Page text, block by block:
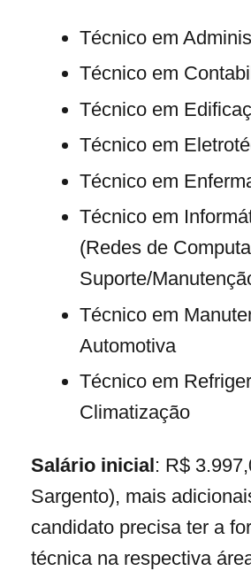
Técnico em
Técnico em
Técnico em
Técnico em
Técnico em
Técnico em
(Redes de
Suporte/
Técnico em
Automotiva
Técnico em
Climatização
Salário inicial : R$
Sargento), mais
candidato precisa ter a
técnica na respectiva